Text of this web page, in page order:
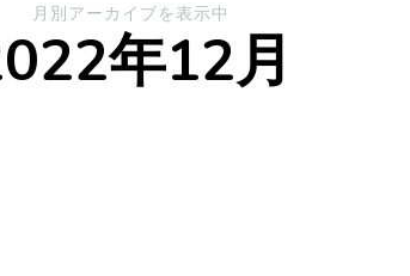
月別アーカイブを表示中
年12月